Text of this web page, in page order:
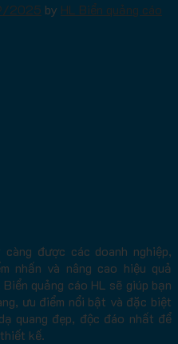
2025 by HL Biển quảng cáo
được các doanh nghiệp,
nhấn và nâng cao hiệu quả
quảng cáo HL sẽ giúp bạn
ưu điểm nổi bật và đặc biệt
quang đẹp, độc đáo nhất để
kế.